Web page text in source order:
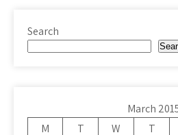
Search
March
M
T W T